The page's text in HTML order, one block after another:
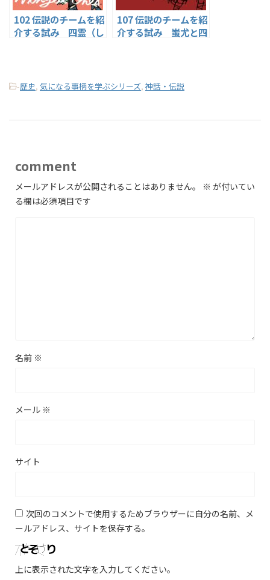
102 伝説のチームを紹
介する試み 四霊（し
107 伝説のチームを紹
介する試み 蚩尤と四
-歴史, 気になる事柄を学ぶシリーズ, 神話・伝説
comment
メールアドレスが公開されることはありません。 ※ が付いてい
る欄は必須項目です
名前 ※
メール ※
サイト
次回のコメントで使用するためブラウザーに自分の名前、メ
ールアドレス、サイトを保存する。
上に表示された文字を入力してください。